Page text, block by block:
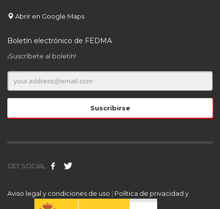
Abrir en Google Maps
Boletín electrónico de FEDMA
¡Suscríbete al boletín!
GET SOCIAL
Aviso legal y condiciones de uso | Política de privacidad y